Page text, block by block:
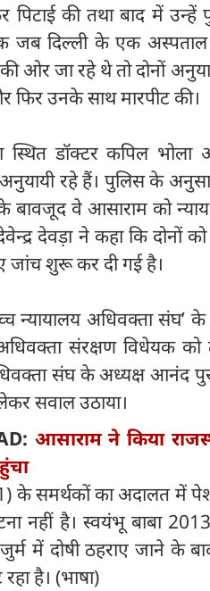
की तथा बाद में उन्हें
जब दिल्ली के एक
की ओर जा रहे थे तो दोनों
उनके साथ मारपीट की।
स्थित डॉक्टर कपिल
रहे हैं। पुलिस के
वे आसाराम को न्याय
देवड़ा ने कहा कि दोनों
जांच शुरू कर दी गई है।
न्यायालय अधिवक्ता संघ’
संरक्षण विधेयक
संघ के अध्यक्ष आनंद
सवाल उठाया।
आसाराम ने किया
के समर्थकों का अदालत में
नहीं है। स्वयंभू बाबा
में दोषी ठहराए जाने के
है। (भाषा)